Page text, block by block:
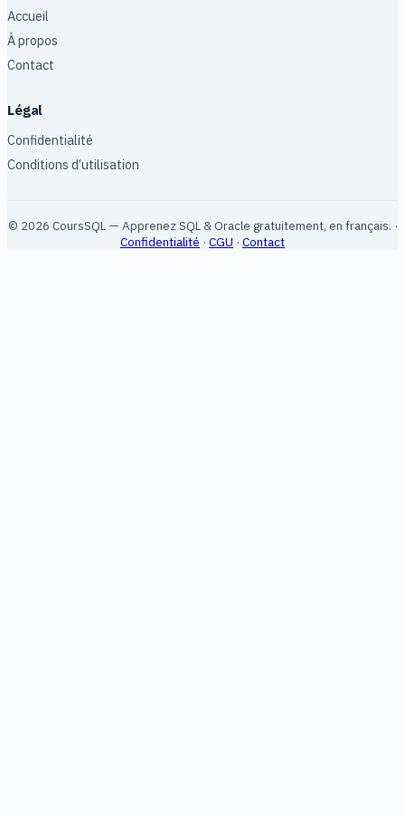
Accueil
À propos
Contact
Légal
Confidentialité
Conditions d’utilisation
© 2026 CoursSQL — Apprenez SQL & Oracle gratuitement, en français. ·
Confidentialité · CGU · Contact